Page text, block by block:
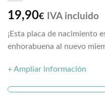
19,90€ IVA incluido
¡Esta placa de nacimiento
enhorabuena al nuevo
+ Ampliar información